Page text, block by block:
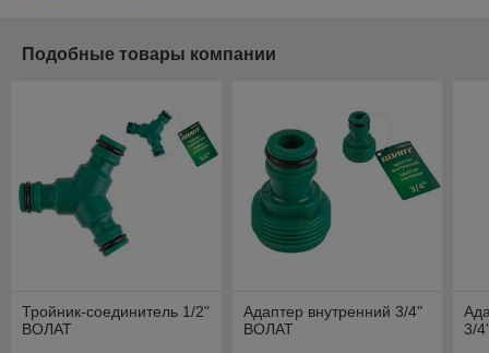
Подобные товары компании
Тройник-соединитель 1/2"
ВОЛАТ
Адаптер внутренний 3/4"
ВОЛАТ
3/